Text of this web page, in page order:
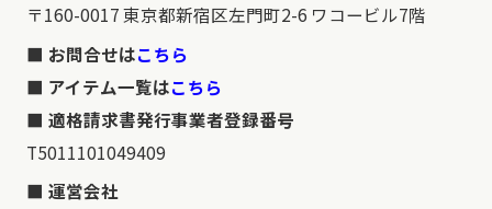
〒160-0017 東京都新宿区左門町2-6 ワコービル7階
お問合せはこちら
アイテム一覧はこちら
適格請求書発行事業者登録番号
T5011101049409
運営会社